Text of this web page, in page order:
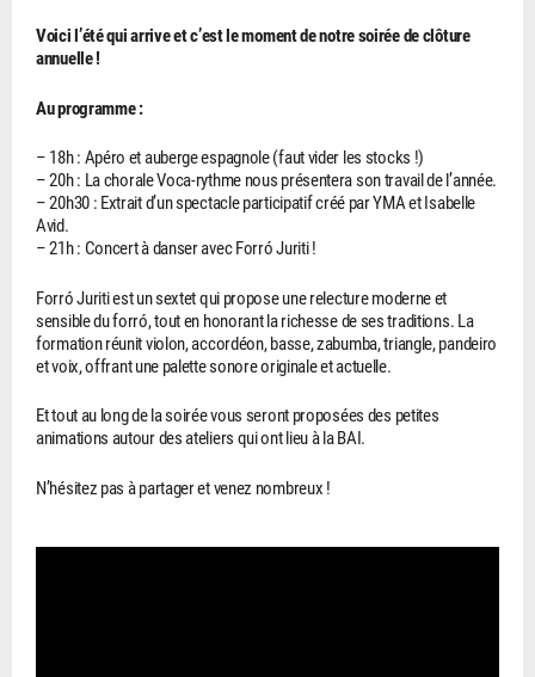
Voici l’été qui arrive et c’est le moment de notre soirée de clôture
annuelle !
Au programme :
– 18h : Apéro et auberge espagnole (faut vider les stocks !)
– 20h : La chorale Voca-rythme nous présentera son travail de l’année.
– 20h30 : Extrait d’un spectacle participatif créé par YMA et Isabelle
Avid.
– 21h : Concert à danser avec Forró Juriti !
Forró Juriti est un sextet qui propose une relecture moderne et
sensible du forró, tout en honorant la richesse de ses traditions. La
formation réunit violon, accordéon, basse, zabumba, triangle, pandeiro
et voix, offrant une palette sonore originale et actuelle.
Et tout au long de la soirée vous seront proposées des petites
animations autour des ateliers qui ont lieu à la BAI.
N’hésitez pas à partager et venez nombreux !